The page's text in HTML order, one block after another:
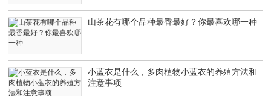
山茶花有哪个品种最香最好？你最喜欢哪一种
小蓝衣是什么，多肉植物小蓝衣的养殖方法和
注意事项